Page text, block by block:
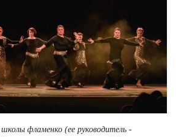
фламенко (ее руководитель -